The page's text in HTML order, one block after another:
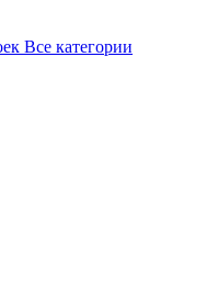
Все категории